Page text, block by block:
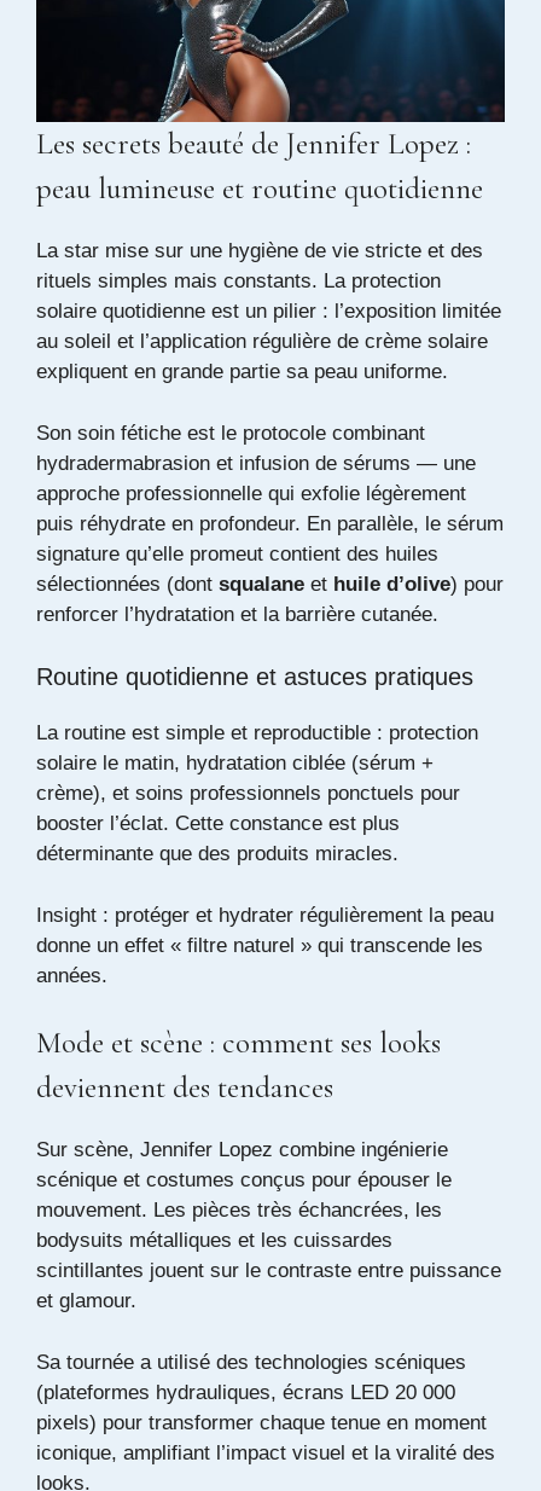
Les secrets beauté de Jennifer Lopez :
peau lumineuse et routine quotidienne
La star mise sur une hygiène de vie stricte et des
rituels simples mais constants. La protection
solaire quotidienne est un pilier : l’exposition limitée
au soleil et l’application régulière de crème solaire
expliquent en grande partie sa peau uniforme.
Son soin fétiche est le protocole combinant
hydradermabrasion et infusion de sérums — une
approche professionnelle qui exfolie légèrement
puis réhydrate en profondeur. En parallèle, le sérum
signature qu’elle promeut contient des huiles
sélectionnées (dont squalane et huile d’olive) pour
renforcer l’hydratation et la barrière cutanée.
Routine quotidienne et astuces pratiques
La routine est simple et reproductible : protection
solaire le matin, hydratation ciblée (sérum +
crème), et soins professionnels ponctuels pour
booster l’éclat. Cette constance est plus
déterminante que des produits miracles.
Insight : protéger et hydrater régulièrement la peau
donne un effet « filtre naturel » qui transcende les
années.
Mode et scène : comment ses looks
deviennent des tendances
Sur scène, Jennifer Lopez combine ingénierie
scénique et costumes conçus pour épouser le
mouvement. Les pièces très échancrées, les
bodysuits métalliques et les cuissardes
scintillantes jouent sur le contraste entre puissance
et glamour.
Sa tournée a utilisé des technologies scéniques
(plateformes hydrauliques, écrans LED 20 000
pixels) pour transformer chaque tenue en moment
iconique, amplifiant l’impact visuel et la viralité des
looks.